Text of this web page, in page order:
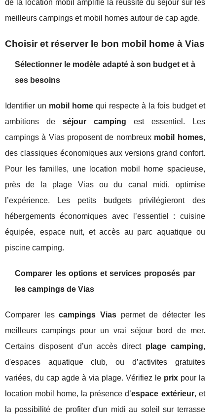
de la location mobil amplifie la réussite du séjour sur les
meilleurs campings et mobil homes autour de cap agde.
Choisir et réserver le bon mobil home à Vias
Sélectionner le modèle adapté à son budget et à
ses besoins
Identifier un mobil homequi respecte à la fois budget et
ambitions de séjour camping est essentiel. Les
campings à Vias proposent de nombreux mobil homes,
des classiques économiques aux versions grand confort.
Pour les familles, une location mobil home spacieuse,
près de la plage Vias ou du canal midi, optimise
l’expérience. Les petits budgets privilégieront des
hébergements économiques avec l’essentiel : cuisine
équipée, espace nuit, et accès au parc aquatique ou
piscine camping.
Comparer les options et services proposés par
les campings de Vias
Comparer lescampings Viaspermet de détecter les
meilleurs campings pour un vrai séjour bord de mer.
Certains disposent d’un accès direct plage camping,
d'espaces aquatique club, ou d’activites gratuites
variées, du cap agde à via plage. Vérifiez le prixpour la
location mobil home, la présence d’espace extérieur, et
la possibilité de profiter d'un midi au soleil sur terrasse